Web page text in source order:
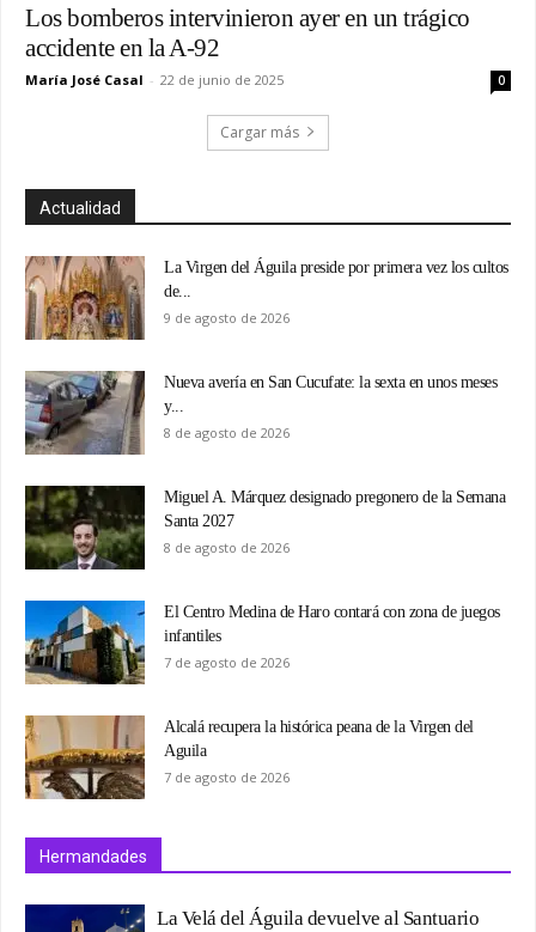
Los bomberos intervinieron ayer en un trágico
accidente en la A-92
María José Casal - 22 de junio de 2025 0
Cargar más
Actualidad
La Virgen del Águila preside por primera vez los cultos
de...
9 de agosto de 2026
Nueva avería en San Cucufate: la sexta en unos meses
y...
8 de agosto de 2026
Miguel A. Márquez designado pregonero de la Semana
Santa 2027
8 de agosto de 2026
El Centro Medina de Haro contará con zona de juegos
infantiles
7 de agosto de 2026
Alcalá recupera la histórica peana de la Virgen del
Aguila
7 de agosto de 2026
Hermandades
La Velá del Águila devuelve al Santuario